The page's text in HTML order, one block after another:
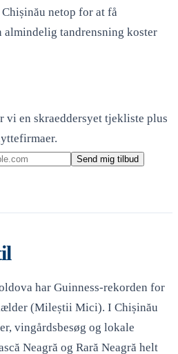
netop for at få
almindelig tandrensning koster
vi en skraeddersyet tjekliste plus
Send mig tilbud
har Guinness-rekorden for
(Mileștii Mici). I Chișinău
vingårdsbesøg og lokale
Neagră og Rară Neagră helt